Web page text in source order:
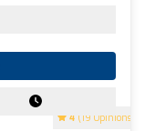
4 (19 Opinions)